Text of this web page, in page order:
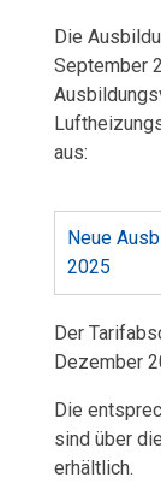
Die
September
aus:
Neue
2025
Der
Dezember
Die
sind über
erhältlich.